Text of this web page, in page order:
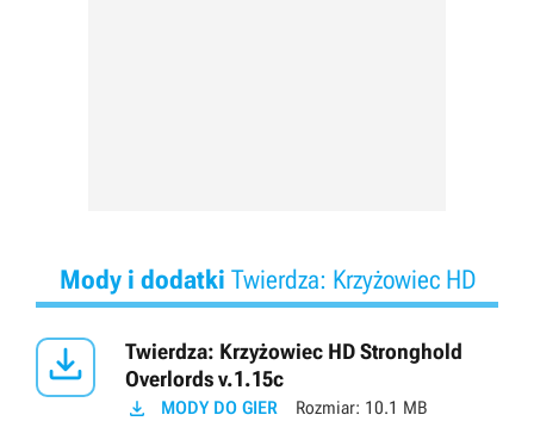
Mody i dodatki Twierdza: Krzyżowiec HD

Twierdza: Krzyżowiec HD Stronghold
Overlords v.1.15c
 MODY DO GIER Rozmiar: 10.1 MB